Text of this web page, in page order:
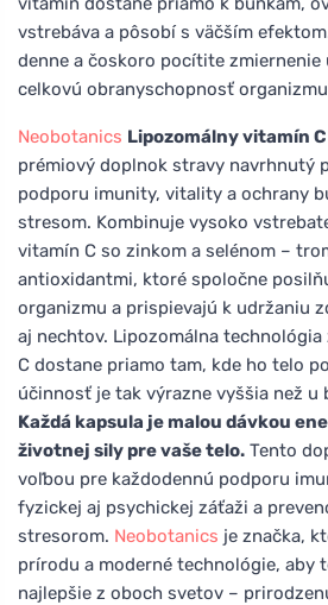
vstrebáva a pôsobí s väčším
denne a čoskoro pocítite zmiernenie
celkovú obranyschopnosť
Neobotanics Lipozomálny vitamín
prémiový doplnok stravy navrhnutý
podporu imunity, vitality a ochrany
stresom. Kombinuje vysoko
vitamín C so zinkom a selénom –
antioxidantmi, ktoré spoločne
organizmu a prispievajú k udržaniu
aj nechtov. Lipozomálna
C dostane priamo tam, kde ho telo
účinnosť je tak výrazne vyššia než u
Každá kapsula je malou dávkou
životnej sily pre vaše telo. Tento
voľbou pre každodennú podporu
fyzickej aj psychickej záťaži a
stresorom. Neobotanics je značka,
prírodu a moderné technológie, aby
najlepšie z oboch svetov –